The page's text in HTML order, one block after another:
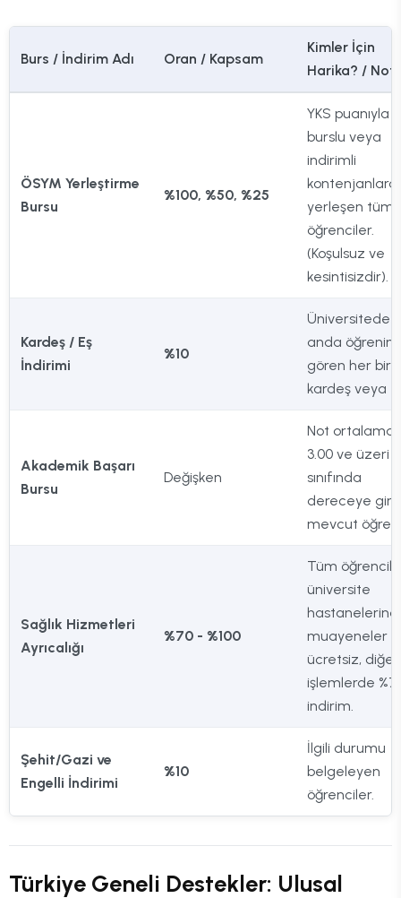
Burs / İndirim Adı Oran / Kapsam
Kimler İçin
Harika? /
ÖSYM Yerleştirme
Bursu
%100, %50, %25
YKS puanıyla
burslu veya
indirimli
kontenjanlara
yerleşen tüm
öğrenciler.
(Koşulsuz ve
kesintisizdir).
Kardeş / Eş
İndirimi
%10
Üniversitede
anda öğrenim
gören her bir
kardeş veya
Akademik Başarı
Bursu
Değişken
Not
3.00 ve üzeri
sınıfında
dereceye
mevcut
Sağlık Hizmetleri
Ayrıcalığı
%70 - %100
Tüm
üniversite
muayeneler
ücretsiz, diğer
işlemlerde
indirim.
Şehit/Gazi ve
Engelli İndirimi
%10
İlgili durumu
belgeleyen
öğrenciler.
Türkiye Geneli Destekler: Ulusal